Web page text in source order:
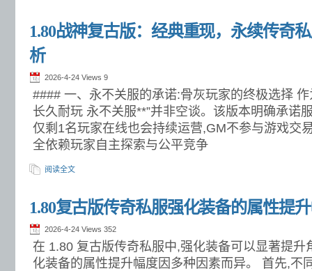
1.80战神复古版：经典重现，永续传奇
析
2026-4-24 Views 9
#### 一、永不关服的承诺:骨灰玩家的终极选择
长久耐玩 永不关服**”并非空谈。该版本明确承诺
仅剩1名玩家在线也会持续运营,GM不参与游戏交
全依赖玩家自主探索与公平竞争
阅读全文
1.80复古版传奇私服强化装备的属性提
2026-4-24 Views 352
在 1.80 复古版传奇私服中,强化装备可以显著提升
化装备的属性提升幅度因多种因素而异。 首先,不